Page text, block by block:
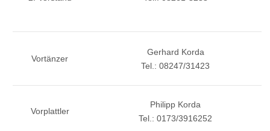
Vortänzer
Gerhard Korda
Tel.: 08247/31423
Vorplattler
Philipp Korda
Tel.: 0173/3916252